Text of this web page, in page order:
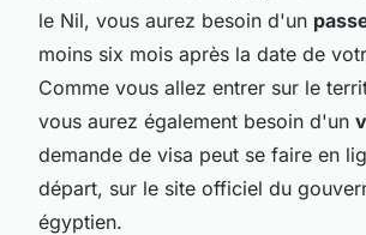
le Nil, vous aurez besoin d'un
moins six mois après la date de
Comme vous allez entrer sur le
vous aurez également besoin d'un
demande de visa peut se faire en
départ, sur le site officiel du
égyptien.